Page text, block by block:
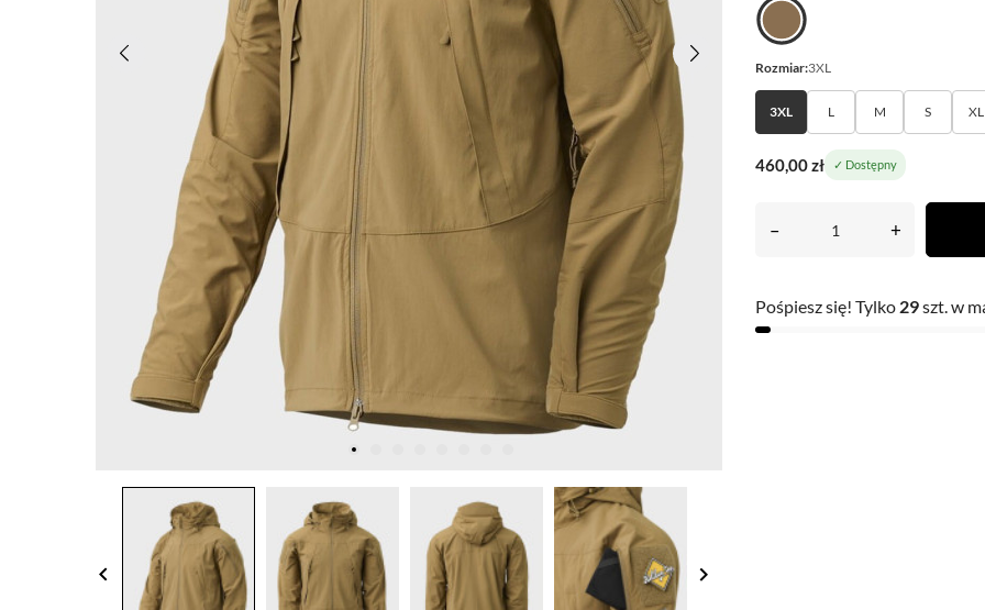
keyboard_arrow_left keyboard_arrow_right
Rozmiar:3XL
3XL L M S XL
460,00 zł ✓ Dostępny
– +
Pośpiesz się! Tylko 29szt. w